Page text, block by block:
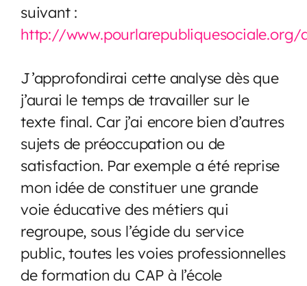
suivant :
http://
J’approfondirai cette analyse dès que
j’aurai le temps de travailler sur le
texte final. Car j’ai encore bien d’autres
sujets de préoccupation ou de
satisfaction. Par exemple a été reprise
mon idée de constituer une grande
voie éducative des métiers qui
regroupe, sous l’égide du service
public, toutes les voies professionnelles
de formation du CAP à l’école